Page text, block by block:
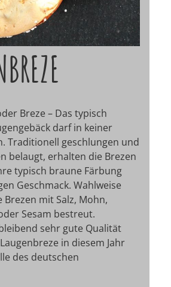
Breze – Das typisch
darf in keiner
Traditionell geschlungen und
belaugt, erhalten die Brezen
typisch braune Färbung
Geschmack. Wahlweise
mit Salz, Mohn,
Sesam bestreut.
sehr gute Qualität
in diesem Jahr
des deutschen